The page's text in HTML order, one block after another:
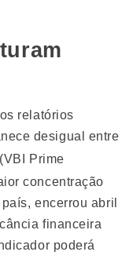
relatórios
desigual entre
(VBI Prime
concentração
encerrou abril
financeira
poderá